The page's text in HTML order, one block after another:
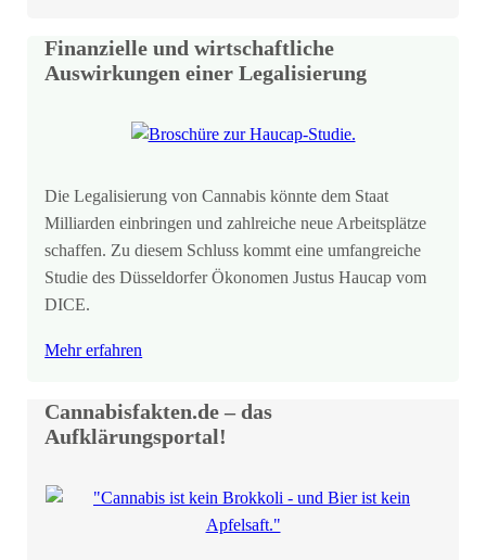
Finanzielle und wirtschaftliche
Auswirkungen einer Legalisierung
Die Legalisierung von Cannabis könnte dem Staat
Milliarden einbringen und zahlreiche neue Arbeitsplätze
schaffen. Zu diesem Schluss kommt eine umfangreiche
Studie des Düsseldorfer Ökonomen Justus Haucap vom
DICE.
Mehr erfahren
Cannabisfakten.de – das
Aufklärungsportal!